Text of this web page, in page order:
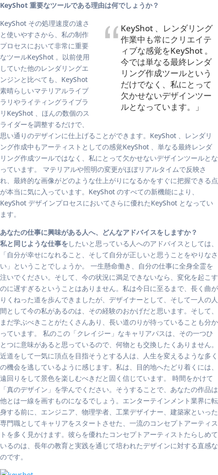
KeyShot 重要なツールである理由は何でしょうか？
KeyShot 、レンダリング
作業中も常にクリエイテ
ィブな感覚をKeyShot 。
今では単なる最終レンダ
リング作成ツールという
だけでなく、私にとって
欠かせないデザインツー
ルとなっています。」
KeyShot その処理速度の速さ
と使いやすさから、私の制作
プロセスにおいて非常に重要
なツールKeyShot 。以前使用
していた他のレンダリングエ
ンジンと比べても、KeyShot
素晴らしいマテリアルライブ
ラリやライティングライブラ
リKeyShot 、ほんの数個のス
ライダーを調整するだけで、
思い通りのデザインに仕上げることができます。KeyShot 、レンダリ
ング作成中もアーティストとしての感覚KeyShot 、単なる最終レンダ
リング作成ツールではなく、私にとって欠かせないデザインツールとな
っています。 マテリアルや照明の変更がほぼリアルタイムで反映さ
れ、最終的な画像がどのような仕上がりになるかをすぐに把握できる点
が本当に気に入っています。KeyShot のすべての新機能により、
KeyShot デザインプロセスにおいてさらに優れたKeyShot となってい
ます。
あなたの仕事に興味がある人へ、どんなアドバイスをしますか？
私と同じような仕事をしたいと思っている人へのアドバイスとしては、
「自分が幸せになれること、そして自分が正しいと思うことをやりなさ
い」ということでしょうか。 一生懸命働き、自分の仕事に全身全霊を
注いでください。そして、今の状況に満足できないなら、変化を起こす
のに遅すぎるということはありません。私は今日に至るまで、長く曲が
りくねった道を歩んできましたが、デザイナーとして、そして一人の人
間として今の私があるのは、その経験のおかげだと思います。そして、
まだ学ぶべきことがたくさんあり、長い道のりが待っていることも分か
っています。 私のこの「クレイジー」なキャリアパスは、その一つひ
とつに意味があると思っているので、何物とも交換したくありません。
近道をして一気に頂点を目指そうとする人は、人生を変えるような多く
の機会を逃しているように感じます。私は、目的地へたどり着くには、
遠回りをして景色を楽しむべきだと固く信じています。 時間をかけて
「真のデザイン」を学んでください。そうすることで、あなたの作品は
他とは一線を画すものになるでしょう。エンターテインメント業界に転
身する前に、エンジニア、物理学者、工業デザイナー、建築家といった
専門職としてキャリアをスタートさせた、一流のコンセプトアーティス
トを多く見かけます。彼らを優れたコンセプトアーティストたらしめて
いるのは、長年の教育と実践を通じて培われたデザインに対する直感な
のです。